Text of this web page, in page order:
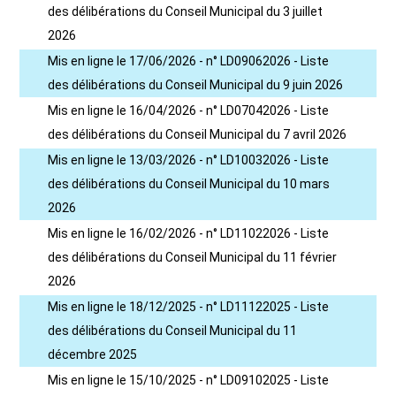
des délibérations du Conseil Municipal du 3 juillet
2026
Mis en ligne le 17/06/2026 - n° LD09062026 - Liste
des délibérations du Conseil Municipal du 9 juin 2026
Mis en ligne le 16/04/2026 - n° LD07042026 - Liste
des délibérations du Conseil Municipal du 7 avril 2026
Mis en ligne le 13/03/2026 - n° LD10032026 - Liste
des délibérations du Conseil Municipal du 10 mars
2026
Mis en ligne le 16/02/2026 - n° LD11022026 - Liste
des délibérations du Conseil Municipal du 11 février
2026
Mis en ligne le 18/12/2025 - n° LD11122025 - Liste
des délibérations du Conseil Municipal du 11
décembre 2025
Mis en ligne le 15/10/2025 - n° LD09102025 - Liste